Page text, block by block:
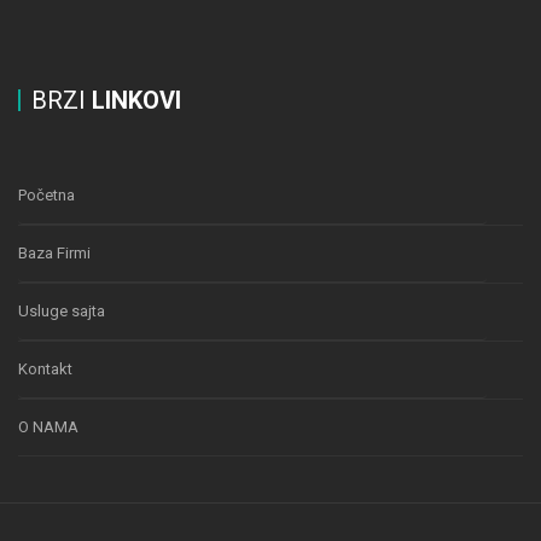
BRZI LINKOVI
Početna
Baza Firmi
Usluge sajta
Kontakt
O NAMA